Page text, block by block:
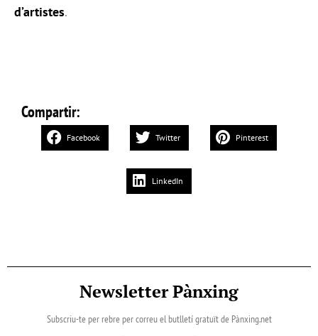
d’artistes.
Compartir:
Facebook Twitter Pinterest
LinkedIn
Newsletter Pànxing
Subscriu-te per rebre per correu el butlletí gratuït de Pànxing.net​